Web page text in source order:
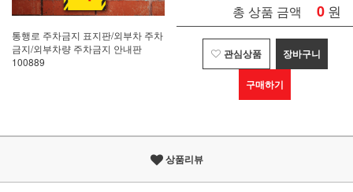
통행로 주차금지 표지판/외부차 주차
금지/외부차량 주차금지 안내판
100889
총 상품 금액 0 원
관심상품 장바구니
구매하기
상품리뷰